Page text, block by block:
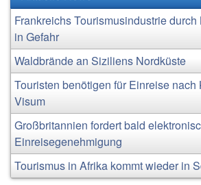
Frankreichs Tourismusindustrie
in Gefahr
Waldbrände an Siziliens Nordküste
Touristen benötigen für Einreise nach
Visum
Großbritannien fordert bald
Einreisegenehmigung
Tourismus in Afrika kommt wieder in